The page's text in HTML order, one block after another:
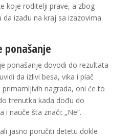
koje roditelji prave, a zbog
da izađu na kraj sa izazovima
ponašanje
ponašanje dovodi do rezultata
da izlivi besa, vika i plač
nagrada, oni će to
trenutka kada dođu do
i nauče šta znači: „Ne“.
jasno poručiti detetu dokle